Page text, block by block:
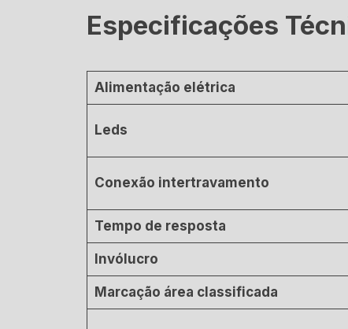
Especificações
Alimentação elétrica
Leds
Conexão intertravamento
Tempo de resposta
Invólucro
Marcação área classificada